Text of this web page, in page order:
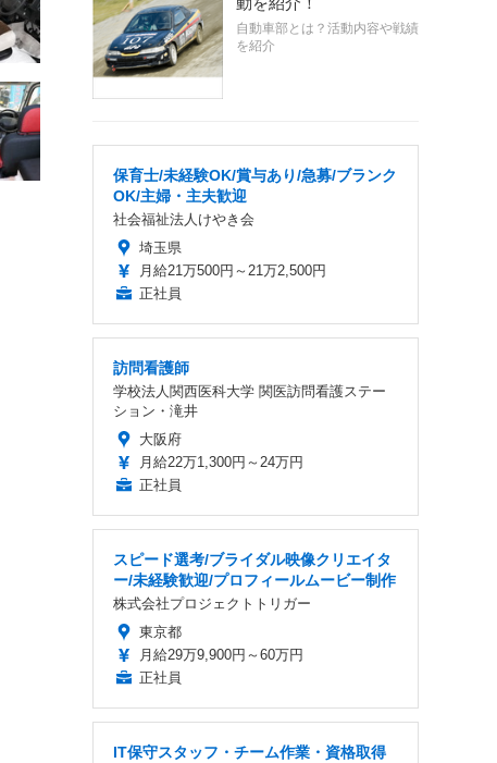
自動車部とは？活動内容や戦績
を紹介
保育士/未経験OK/賞与あり/急募/ブランク
OK/主婦・主夫歓迎
社会福祉法人けやき会
埼玉県
月給21万500円～21万2,500円
正社員
訪問看護師
学校法人関西医科大学 関医訪問看護ステー
ション・滝井
大阪府
月給22万1,300円～24万円
正社員
スピード選考/ブライダル映像クリエイタ
ー/未経験歓迎/プロフィールムービー制作
株式会社プロジェクトトリガー
東京都
月給29万9,900円～60万円
正社員
IT保守スタッフ・チーム作業・資格取得